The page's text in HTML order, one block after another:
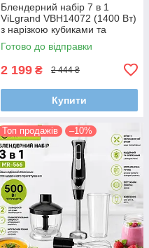
Блендерний набір 7 в 1
ViLgrand VBH14072 (1400 Вт)
з нарізкою кубиками та
терткою для дерунів
Готово до відправки
2 199 ₴ 2 444 ₴
Купити
Топ продажів –10%